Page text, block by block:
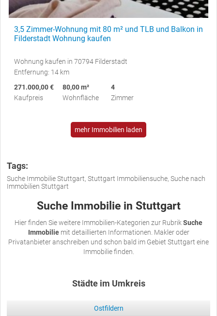
3,5 Zimmer-Wohnung mit 80 m² und TLB und Balkon in
Filderstadt Wohnung kaufen
Wohnung kaufen in 70794 Filderstadt
Entfernung: 14 km
271.000,00 €
Kaufpreis
80,00 m²
Wohnfläche
4
Zimmer
mehr Immobilien laden
Tags:
Suche Immobilie Stuttgart, Stuttgart Immobiliensuche, Suche nach
Immobilien Stuttgart
Suche Immobilie in Stuttgart
Hier finden Sie weitere Immobilien-Kategorien zur Rubrik Suche
Immobiliemit detaillierten Informationen. Makler oder
Privatanbieter anschreiben und schon bald im Gebiet Stuttgart eine
Immobilie finden.
Städte im Umkreis
Ostfildern